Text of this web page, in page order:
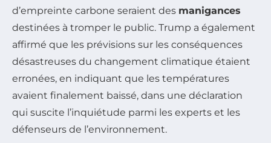
d’empreinte carbone seraient des manigances
destinées à tromper le public. Trump a également
affirmé que les prévisions sur les conséquences
désastreuses du changement climatique étaient
erronées, en indiquant que les températures
avaient finalement baissé, dans une déclaration
qui suscite l’inquiétude parmi les experts et les
défenseurs de l’environnement.